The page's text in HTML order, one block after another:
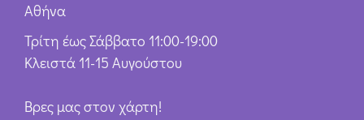
Αθήνα
Τρίτη έως Σάββατο 11:00-19:00
Κλειστά 11-15 Αυγούστου
Βρες μας στον χάρτη!